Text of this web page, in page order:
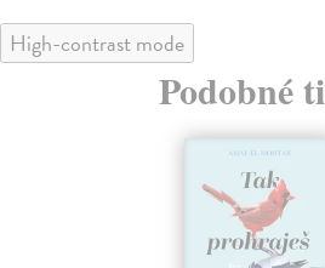
High-contrast mode
Podobné